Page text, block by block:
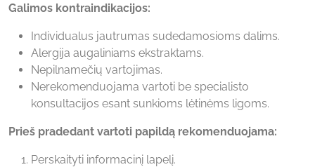
Galimos kontraindikacijos:
Individualus jautrumas sudedamosioms dalims.
Alergija augaliniams ekstraktams.
Nepilnamečių vartojimas.
Nerekomenduojama vartoti be specialisto
konsultacijos esant sunkioms lėtinėms ligoms.
Prieš pradedant vartoti papildą rekomenduojama:
Perskaityti informacinį lapelį.